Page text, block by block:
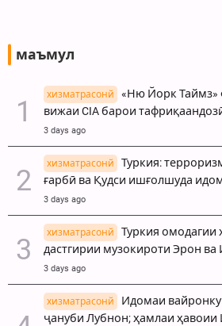
маъмул
хизматрасонй
«Ню Йорк Таймз»
вижаи CIA барои
3 days ago
хизматрасонй
Туркия:
ғарбӣ ва Қудси ишғолшуда
3 days ago
хизматрасонй
Туркия омодагии
дастгирии музокироти Эрон
3 days ago
хизматрасонй
Идомаи
ҷануби Лубнон; ҳамлаи